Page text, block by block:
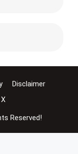
Disclaimer
X
Reserved!